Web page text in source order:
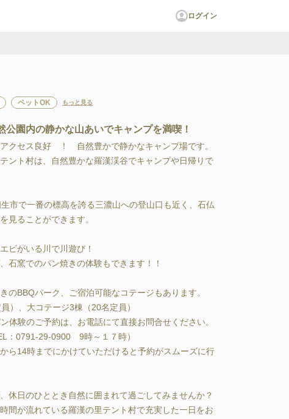
ログイン
ペットOK もっと見る
公園内の静かな山あいでキャンプを満喫！
クセス良好　！　自然豊かで静かなキャンプ場です。
ント村は、自然豊かな羅漢渓谷でキャンプや日帰りで
市で一番の標高を誇る三濃山への登山口も近く、石仏
見ることができます。
ビがいる川で川遊び！
石窯でのパン焼きの体験もできます！！
のBBQパーク、ご宿泊可能なコテージもあります。
）、大コテージ3棟（20名定員）
体験のご予約は、お電話にて直接お問合せください。
：0791-29-0900　9時～１７時）
ら14時までにかけていただけると予約がスムーズに行
休日のひととき自然に囲まれて過ごしてみませんか？
間が流れている羅漢の里テント村で充実した一日をお